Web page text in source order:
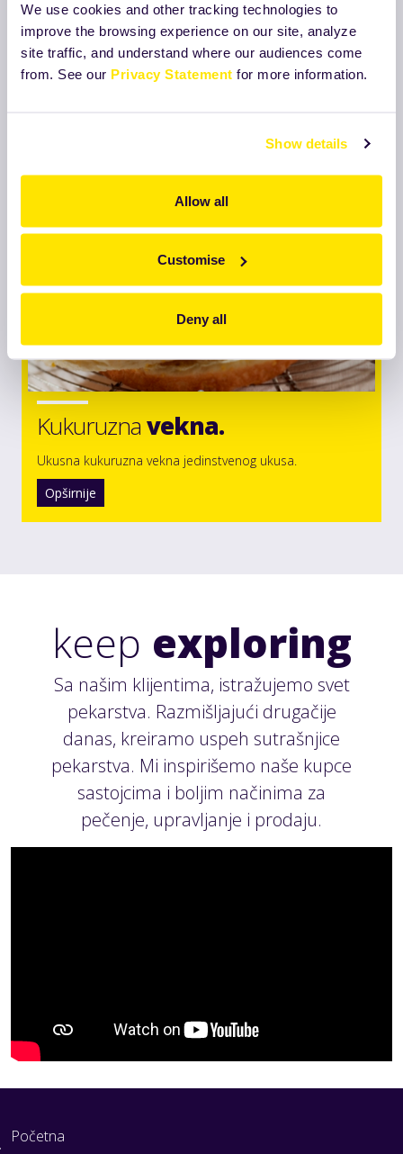
We use cookies and other tracking technologies to
improve the browsing experience on our site, analyze
site traffic, and understand where our audiences come
from. See our Privacy Statement for more information.
Show details
Allow all
Customise
Deny all
Katalog
Kukuruznavekna.
Ukusna kukuruzna vekna jedinstvenog ukusa.
Opširnije
keep exploring
Sa našim klijentima, istražujemo svet
pekarstva. Razmišljajući drugačije
danas, kreiramo uspeh sutrašnjice
pekarstva. Mi inspirišemo naše kupce
sastojcima i boljim načinima za
pečenje, upravljanje i prodaju.
Početna